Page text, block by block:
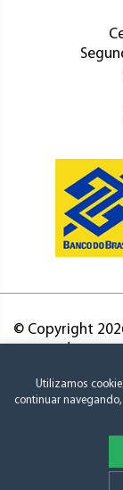
© Copyright
Política
Utilizamos
continuar